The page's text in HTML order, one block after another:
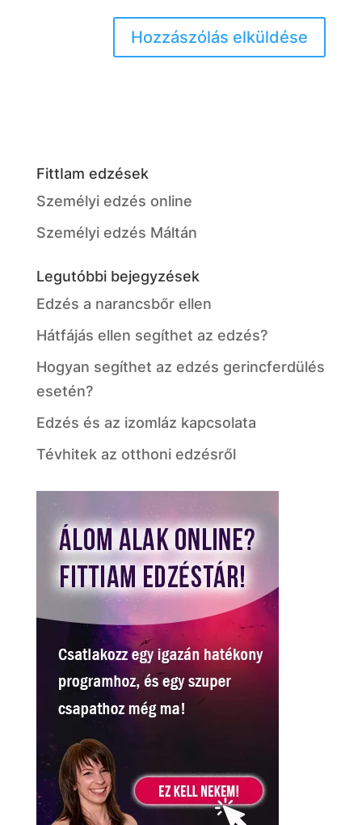
FittIam edzések
Személyi edzés online
Személyi edzés Máltán
Legutóbbi bejegyzések
Edzés a narancsbőr ellen
Hátfájás ellen segíthet az edzés?
Hogyan segíthet az edzés gerincferdülés
esetén?
Edzés és az izomláz kapcsolata
Tévhitek az otthoni edzésről